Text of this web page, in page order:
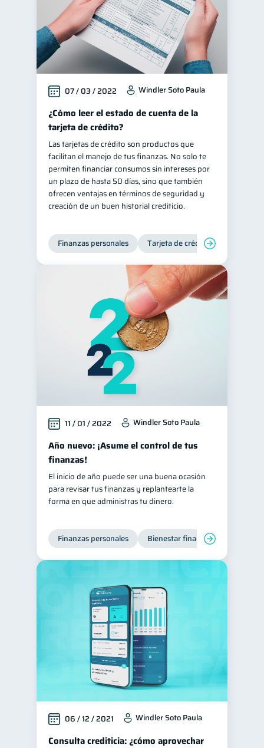
07 / 03 / 2022 Windler Soto Paula
¿Cómo leer el estado de cuenta de la
tarjeta de crédito?
Las tarjetas de crédito son productos que
facilitan el manejo de tus finanzas. No solo te
permiten financiar consumos sin intereses por
un plazo de hasta 50 días, sino que también
ofrecen ventajas en términos de seguridad y
creación de un buen historial crediticio.
Finanzas personales Tarjeta de crédito
11 / 01 / 2022 Windler Soto Paula
Año nuevo: ¡Asume el control de tus
finanzas!
El inicio de año puede ser una buena ocasión
para revisar tus finanzas y replantearte la
forma en que administras tu dinero.
Finanzas personales Bienestar financiero
06 / 12 / 2021 Windler Soto Paula
Consulta crediticia: ¿cómo aprovechar